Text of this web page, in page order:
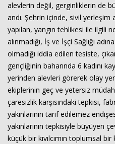
alevlerin değil, gerginliklerin de
andı. Şehrin içinde, sivil yerleşim
yapılan, yangın tehlikesi ile ilgili
alınmadığı, İş ve İşçi Sağlığı
olmadığı iddia edilen tesiste,
gençliğinin baharında 6 kadını
yerinden alevleri görerek olay
ekiplerinin geç ve yetersiz
çaresizlik karşısındaki tepkisi,
yakınlarının tarif edilemez
yakınlarının tepkisiyle büyüyen
küçük bir kıvılcımın toplumsal